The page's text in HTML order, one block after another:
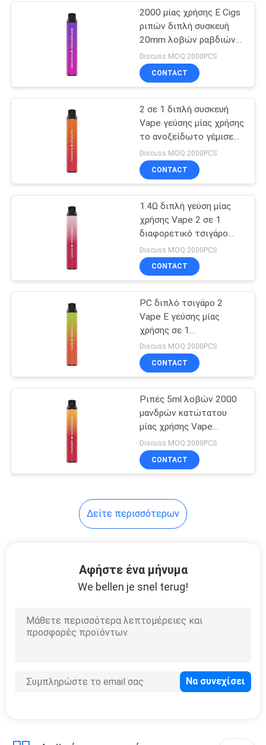
Μίας χρήσης
ηλεκτρονικό
τσιγάρο
Επαναληπτικής
χρήσεως
ηλεκτρονικό
τσιγάρο
Αρωματικό τσιγάρο
Ε
Εξαρτήσεις
εκκινητών
συστημάτων λοβών
Διασκορπιστής
τσιγάρο
2000 μίας χρήσης Ε Cigs
ριπών διπλή συσκευή
20mm λοβών ραβδιών
μπαταρία 850mAh
Discuss MOQ:2000PCS
CONTACT
2 σε 1 διπλή συσκευή
Vape γεύσης μίας χρήσης
το ανοξείδωτο γέμισε
προ τις ριπές του 2000
Discuss MOQ:2000PCS
CONTACT
1.4Ω διπλή γεύση μίας
χρήσης Vape 2 σε 1
διαφορετικό τσιγάρο
χρωμάτων Ε 5.0ml
Discuss MOQ:2000PCS
CONTACT
PC διπλό τσιγάρο 2
Vape Ε γεύσης μίας
χρήσης σε 1
ζωηρόχρωμο 5.0ml
Discuss MOQ:2000PCS
CONTACT
Ριπές 5ml λοβών 2000
μανδρών κατώτατου
μίας χρήσης Vape
διακοπτών που γεμίζουν
προ
Discuss MOQ:2000PCS
CONTACT
Δείτε περισσότερων
Αφήστε ένα μήνυμα
We bellen je snel terug!